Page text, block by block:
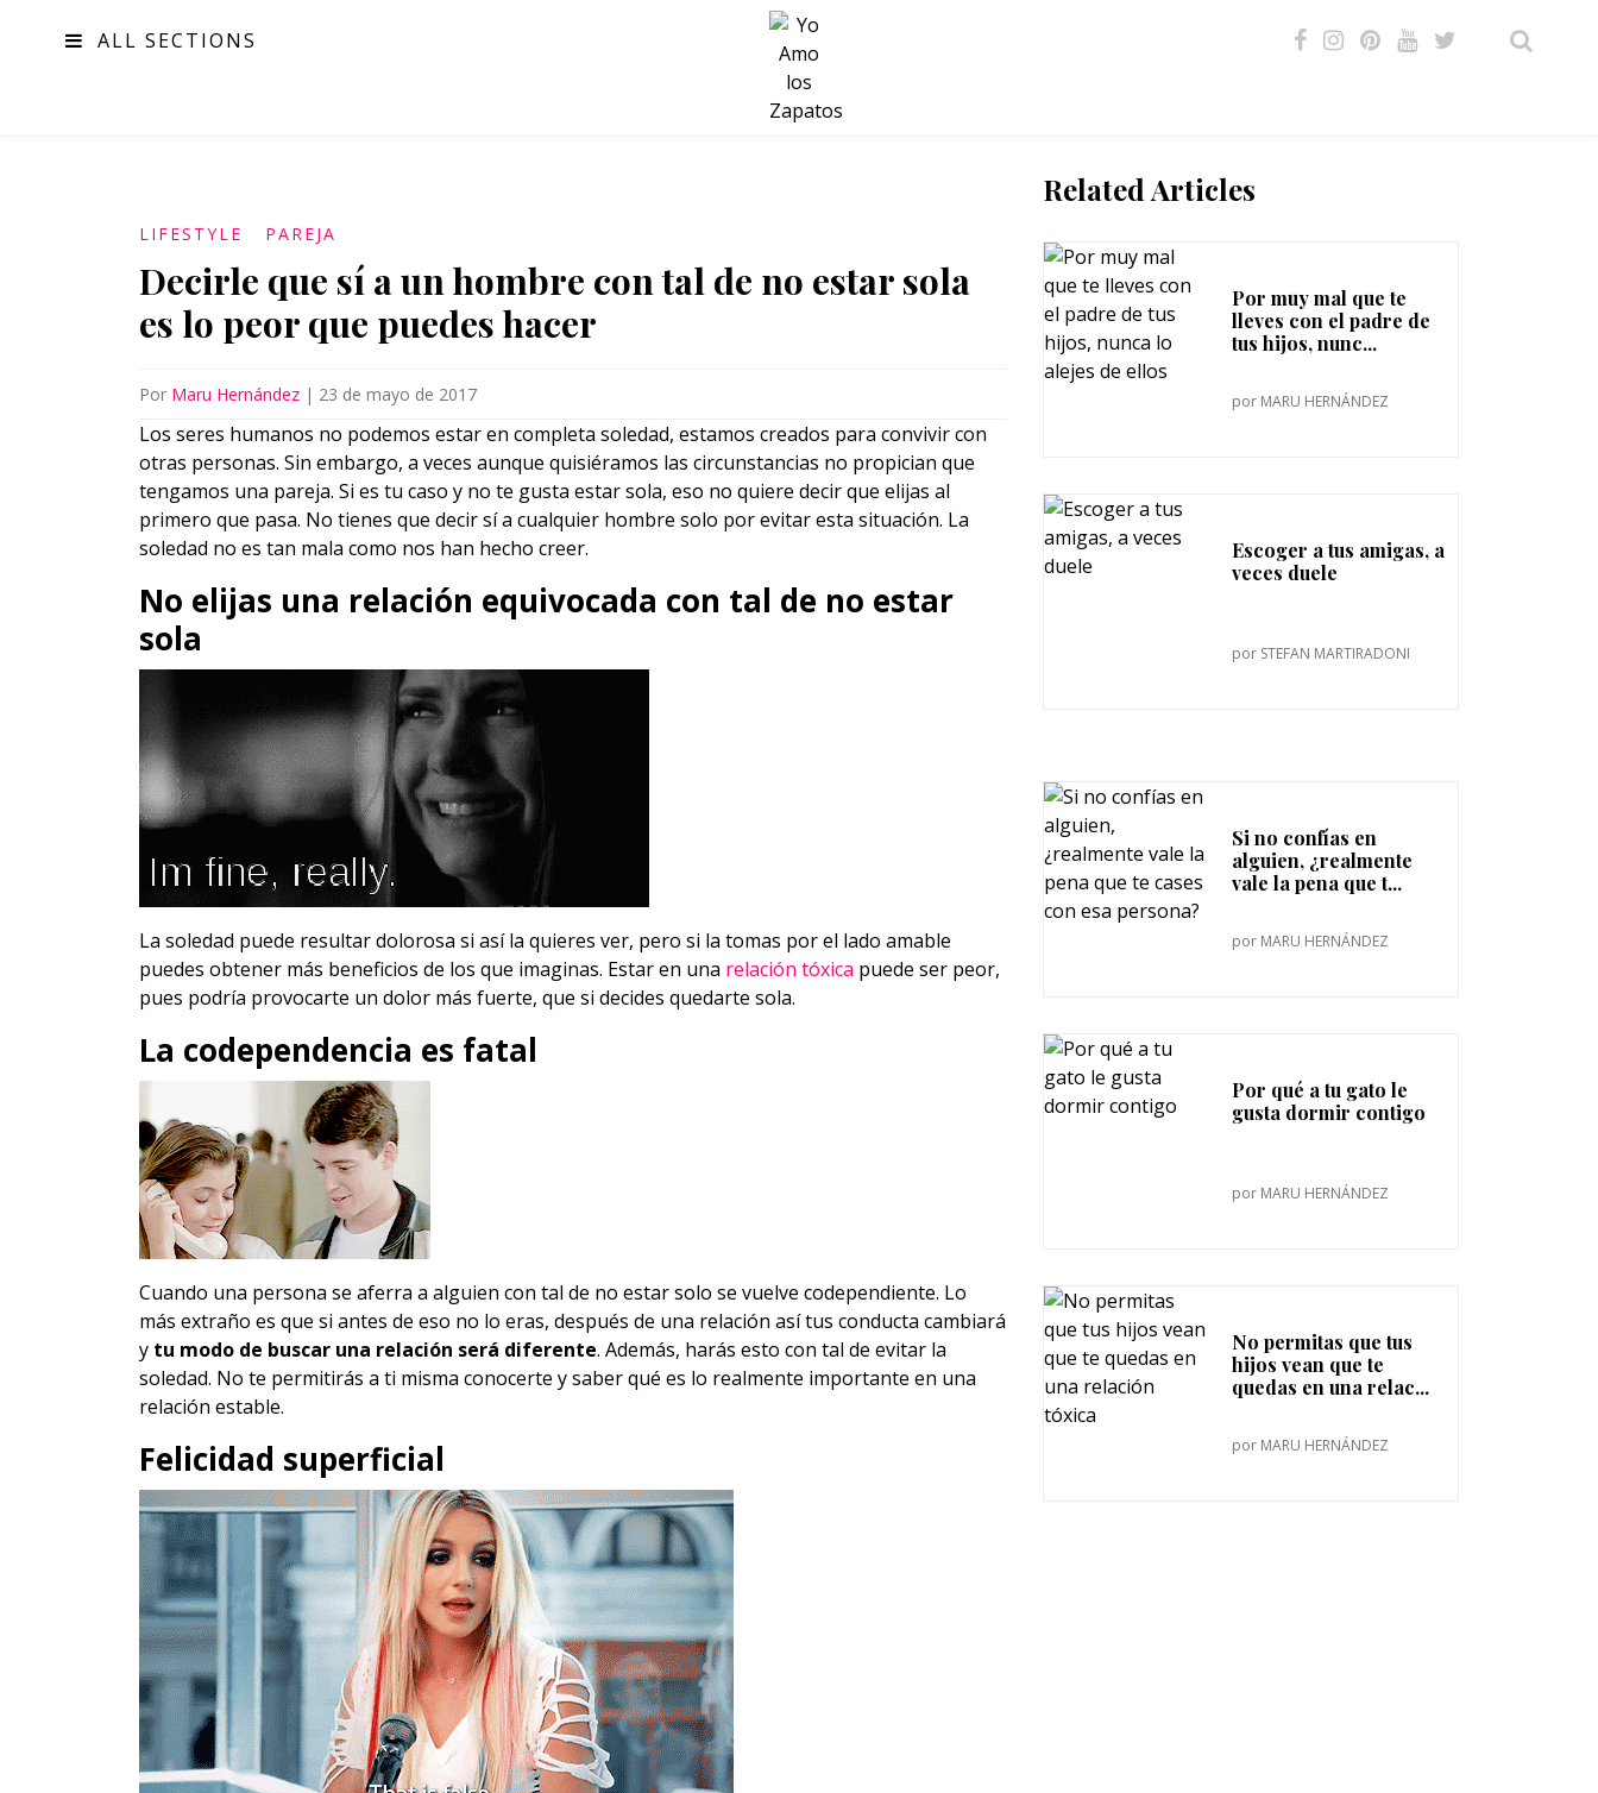
ALL SECTIONS
SALUD
LIFESTYLE PAREJA
Decirle que sí a un hombre con tal de no estar sola
es lo peor que puedes hacer
Por Maru Hernández | 23 de mayo de 2017
Los seres humanos no podemos estar en completa soledad, estamos creados para convivir con
otras personas. Sin embargo, a veces aunque quisiéramos las circunstancias no propician que
tengamos una pareja. Si es tu caso y no te gusta estar sola, eso no quiere decir que elijas al
primero que pasa. No tienes que decir sí a cualquier hombre solo por evitar esta situación. La
soledad no es tan mala como nos han hecho creer.
No elijas una relación equivocada con tal de no estar
sola
La soledad puede resultar dolorosa si así la quieres ver, pero si la tomas por el lado amable
puedes obtener más beneficios de los que imaginas. Estar en una relación tóxica puede ser peor,
pues podría provocarte un dolor más fuerte, que si decides quedarte sola.
La codependencia es fatal
Cuando una persona se aferra a alguien con tal de no estar solo se vuelve codependiente. Lo
más extraño es que si antes de eso no lo eras, después de una relación así tus conducta cambiará
y tu modo de buscar una relación será diferente. Además, harás esto con tal de evitar la
soledad. No te permitirás a ti misma conocerte y saber qué es lo realmente importante en una
relación estable.
Felicidad superficial
Related Articles
Por muy mal que te
lleves con el padre de
tus hijos, nunc...
por MARU HERNÁNDEZ
Escoger a tus amigas, a
veces duele
por STEFAN MARTIRADONI
Si no confías en
alguien, ¿realmente
vale la pena que t...
por MARU HERNÁNDEZ
Por qué a tu gato le
gusta dormir contigo
por MARU HERNÁNDEZ
No permitas que tus
hijos vean que te
quedas en una relac...
por MARU HERNÁNDEZ